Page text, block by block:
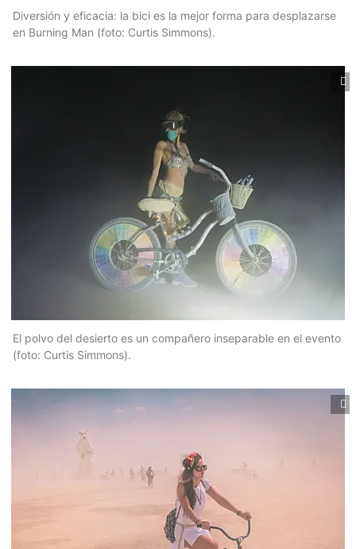
Diversión y eficacia: la bici es la mejor forma para desplazarse
en Burning Man (foto: Curtis Simmons).
El polvo del desierto es un compañero inseparable en el evento
(foto: Curtis Simmons).